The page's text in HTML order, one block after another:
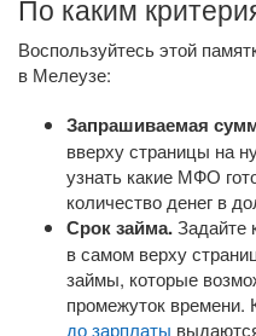
По каким
Воспользуйтесь этой
в Мелеузе:
Запрашиваемая
вверху страницы на
узнать какие МФО
количество денег в
Срок займа.Задайте
в самом верху
займы, которые
промежуток времени.
до зарплаты